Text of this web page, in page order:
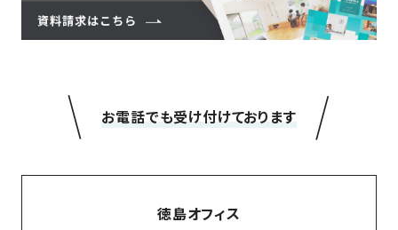
＼お電話でも受け付けております／
徳島オフィス